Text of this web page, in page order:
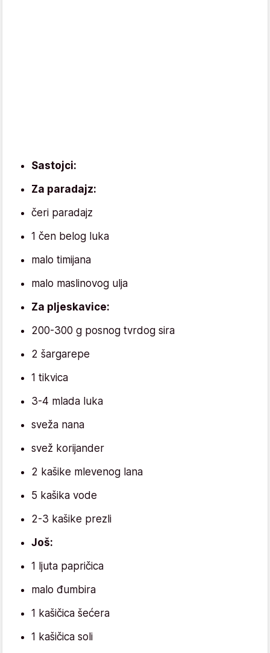
Sastojci:
Za paradajz:
čeri paradajz
1 čen belog luka
malo timijana
malo maslinovog ulja
Za pljeskavice:
200-300 g posnog tvrdog sira
2 šargarepe
1 tikvica
3-4 mlada luka
sveža nana
svež korijander
2 kašike mlevenog lana
5 kašika vode
2-3 kašike prezli
Još:
1 ljuta papričica
malo đumbira
1 kašičica šećera
1 kašičica soli